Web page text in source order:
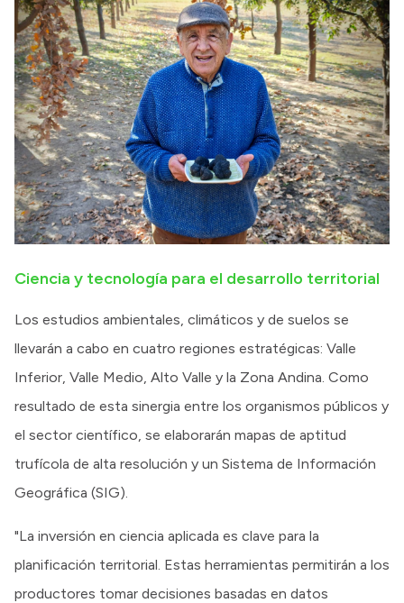
Ciencia y tecnología para el desarrollo territorial
Los estudios ambientales, climáticos y de suelos se
llevarán a cabo en cuatro regiones estratégicas: Valle
Inferior, Valle Medio, Alto Valle y la Zona Andina. Como
resultado de esta sinergia entre los organismos públicos y
el sector científico, se elaborarán mapas de aptitud
trufícola de alta resolución y un Sistema de Información
Geográfica (SIG).
"La inversión en ciencia aplicada es clave para la
planificación territorial. Estas herramientas permitirán a los
productores tomar decisiones basadas en datos